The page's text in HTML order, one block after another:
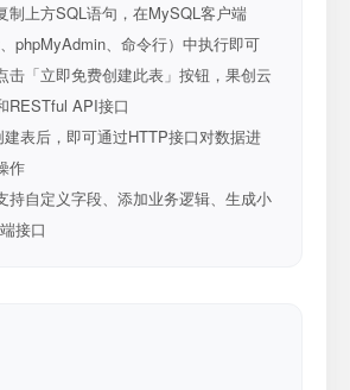
制上方SQL语句，在MySQL客户端
、phpMyAdmin、命令行）中执行即可
击「立即免费创建此表」按钮，果创云
RESTful API接口
建表后，即可通过HTTP接口对数据进
作
持自定义字段、添加业务逻辑、生成小
接口